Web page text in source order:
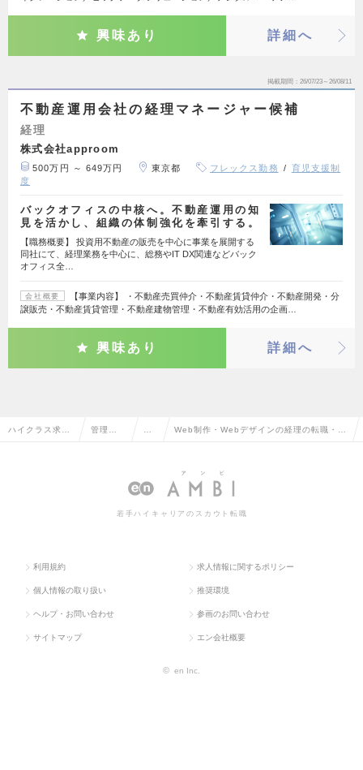
興味あり 詳細へ
掲載期間 26/07/23～26/08/11
不動産運用会社の経理マネージャー候補
経理
株式会社approom
500万円 ～ 649万円 東京都 フレックス勤務
育児支援制
度
バックオフィスの中核へ。不動産運用の知
見を活かし、組織の体制強化を牽引する。
【職務概要】 投資用不動産の販売を中心に事業を展開する
同社にて、経理業務を中心に、総務やIT DX関連などバック
オフィス全…
会社概要
【事業内容】 ・不動産売買仲介・不動産賃貸仲介・不動産開発・分
譲販売・不動産賃貸管理・不動産建物管理・不動産有効活用の企画…
興味あり 詳細へ
ハイクラス求人 管理部 経 Web制作・Webデザインの経理の転職・求
若手ハイキャリアのスカウト転職
利用規約 求人情報に関するポリシー
個人情報の取り扱い 推奨環境
ヘルプ・お問い合わせ 参画のお問い合わせ
サイトマップ エン会社概要
© en Inc.